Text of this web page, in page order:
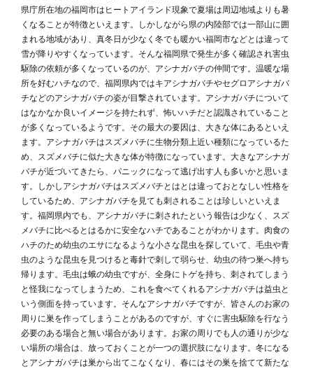
県庁所在地の福岡市はヒートアイランド現象で夏場は周辺地域よりも暑
くなることが特徴といえます。しかしながら県の内陸部では一部山に囲
まれる地域があり、真冬日が少なく冬でも暖かい福岡市などとは違って
雪が降りやすくなっています。そんな福岡県で発生が多く確認され害虫
駆除の依頼が多くなっているのが、アシナガバチの仲間です。温暖な場
所を好むハチなので、福岡県内ではキアシナガバチやセグロアシナガバ
チなどのアシナガバチの姿が目撃されています。アシナガバチについて
はなかなか良いイメージを持たれず、怖いハチだと認識されていること
が多くなっているようです。その最大の要因は、大きな体にあるといえ
ます。アシナガバチはスズメバチに生物分類上近い種類になっているた
め、スズメバチに似た大きな体が特徴になっています。大きなアシナガ
バチが近づいてきたら、パニックになって逃げ出す人も多いかと思いま
す。しかしアシナガバチはスズメバチとはとは違っておとなしい性格を
しているため、アシナガバチを見ても刺されることは珍しいといえま
す。福岡県内でも、アシナガバチに刺されたという報告は少なく、スズ
メバチに比べるとはるかに安全なハチであることがわかります。肉食の
ハチのため幼虫のエサになるような小さな昆虫を探していて、毛虫や青
虫のような昆虫を見つけると毒針で刺して弱らせ、幼虫の待つ巣へ持ち
帰ります。毛虫は蛾の幼虫ですが、全身にトゲを持ち、刺されてしまう
と怪我になってしまうため、これを食べてくれるアシナガバチは益虫と
いう側面を持っています。そんなアシナガバチですが、皆さんのお家の
周りに巣を作ってしまうことがあるのですが、すぐに害虫駆除を行なう
必要のある場合と無い場合があります。お家の周りでも人の通りが少な
い場所の場合は、放っておくことが一つの選択肢になります。冬になる
とアシナガバチは巣から出てこなくなり、春にはその巣を捨てて新たな